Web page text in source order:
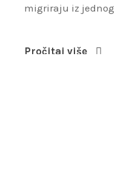
migriraju iz jednog
Pročitaj više